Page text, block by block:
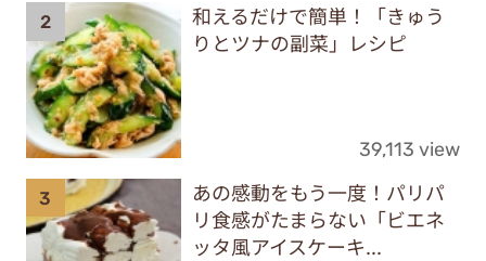
和えるだけで簡単！「きゅう
りとツナの副菜」レシピ
39,113 view
あの感動をもう一度！パリパ
リ食感がたまらない「ビエネ
ッタ風アイスケーキ...